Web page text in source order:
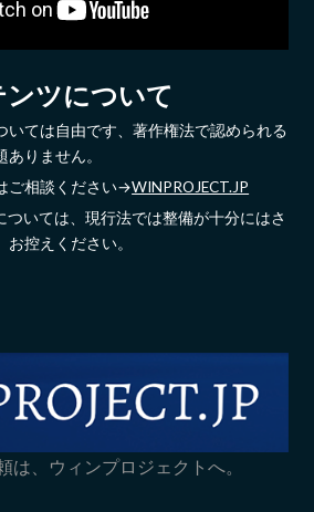
ツについて
いては自由です、著作権法で認められる
ありません。
ご相談ください→WINPROJECT.JP
ついては、現行法では整備が十分にはさ
控えください。
は、ウィンプロジェクトへ。